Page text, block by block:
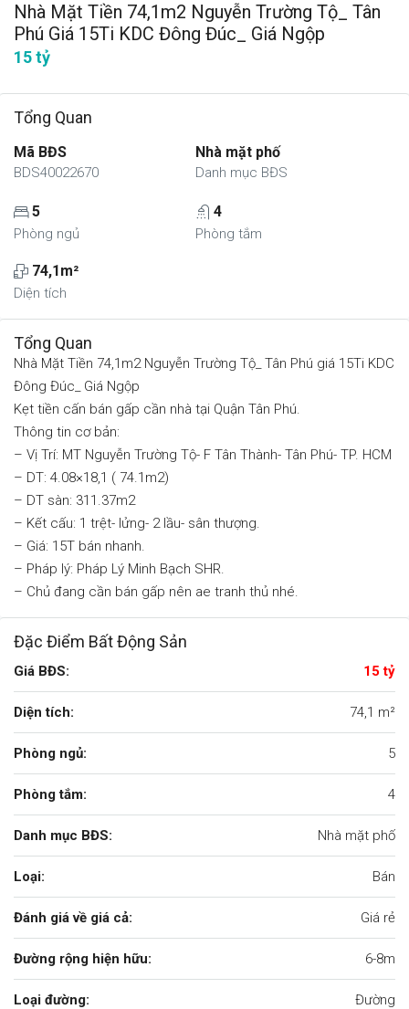
Nhà Mặt Tiền 74,1m2 Nguyễn Trường Tộ_ Tân
Phú Giá 15Ti KDC Đông Đúc_ Giá Ngộp
15 tỷ
Tổng Quan
Mã BĐS
BDS40022670
Nhà mặt phố
Danh mục BĐS
5
Phòng ngủ
4
Phòng tắm
74,1m²
Diện tích
Tổng Quan
Nhà Mặt Tiền 74,1m2 Nguyễn Trường Tộ_ Tân Phú giá 15Ti KDC
Đông Đúc_ Giá Ngộp
Kẹt tiền cấn bán gấp cần nhà tại Quận Tân Phú.
Thông tin cơ bản:
– Vị Trí: MT Nguyễn Trường Tộ- F Tân Thành- Tân Phú- TP. HCM
– DT: 4.08×18,1 ( 74.1m2)
– DT sàn: 311.37m2
– Kết cấu: 1 trệt- lửng- 2 lầu- sân thượng.
– Giá: 15T bán nhanh.
– Pháp lý: Pháp Lý Minh Bạch SHR.
– Chủ đang cần bán gấp nên ae tranh thủ nhé.
Đặc Điểm Bất Động Sản
Giá BĐS: 15 tỷ
Diện tích: 74,1 m²
Phòng ngủ: 5
Phòng tắm: 4
Danh mục BĐS: Nhà mặt phố
Loại: Bán
Đánh giá về giá cả: Giá rẻ
Đường rộng hiện hữu: 6-8m
Loại đường: Đường